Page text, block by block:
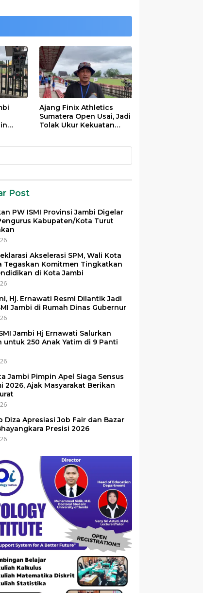
Ajang Finix Athletics
Sumatera Open Usai, Jadi
Tolak Ukur Kekuatan
Post
PW ISMI Provinsi Jambi Digelar
Kabupaten/Kota Turut
Akselerasi SPM, Wali Kota
Tegaskan Komitmen Tingkatkan
di Kota Jambi
Hj. Ernawati Resmi Dilantik Jadi
Jambi di Rumah Dinas Gubernur
Jambi Hj Ernawati Salurkan
untuk 250 Anak Yatim di 9 Panti
Jambi Pimpin Apel Siaga Sensus
2026, Ajak Masyarakat Berikan
Diza Apresiasi Job Fair dan Bazar
Presisi 2026